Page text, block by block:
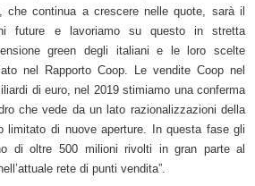
che continua a crescere nelle quote, sarà il
future e lavoriamo su questo in stretta
green degli italiani e le loro scelte
nel Rapporto Coop. Le vendite Coop nel
di euro, nel 2019 stimiamo una conferma
che vede da un lato razionalizzazioni della
limitato di nuove aperture. In questa fase gli
di oltre 500 milioni rivolti in gran parte al
rete di punti vendita”.